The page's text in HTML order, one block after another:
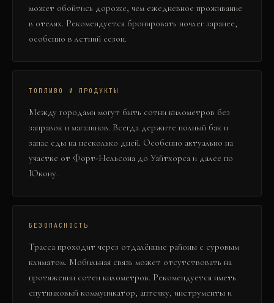
может обойтись дороже, чем ежедневное проживание
в отелях. Рекомендуется бронировать ночлег заранее,
особенно в летний сезон.
ТОПЛИВО И ПРОДУКТЫ
Между городами могут быть сотни километров без
заправок и магазинов. Всегда держите полный бак и
запас еды на несколько дней. Особенно актуально на
участке от Форт-Нельсона до Уайтхорса и далее по
Юкону.
БЕЗОПАСНОСТЬ
Трасса проходит через отдалённые районы с суровым
климатом. Мобильная связь может отсутствовать на
протяжении сотен километров. Рекомендуется иметь
спутниковый коммуникатор, аптечку, инструменты и